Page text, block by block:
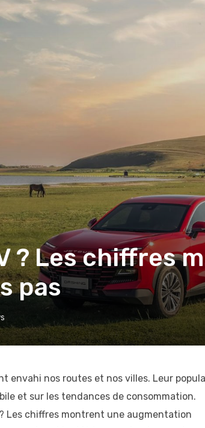
? Les chiffres
pas
envahi nos routes et nos villes. Leur
et sur les tendances de consommation.
Les chiffres montrent une augmentation